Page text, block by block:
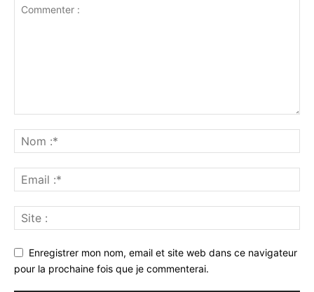
Enregistrer mon nom, email et site web dans ce navigateur
pour la prochaine fois que je commenterai.